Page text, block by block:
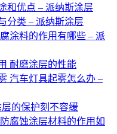
和优点 – 派纳斯涂层
分类 – 派纳斯涂层
涂料的作用有哪些 – 派
耐磨涂层的性能
汽车灯具起雾怎么办 –
的保护刻不容缓
腐蚀涂层材料的作用如